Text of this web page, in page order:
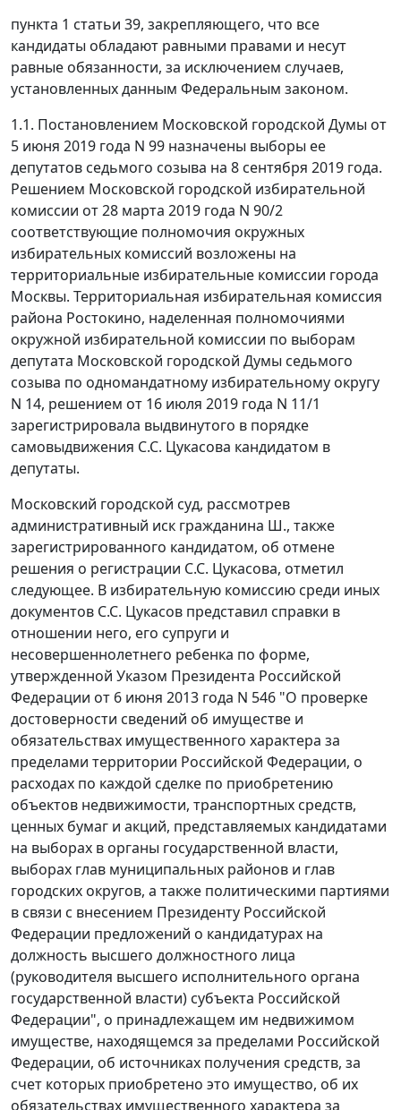
пункта 1 статьи 39, закрепляющего, что все
кандидаты обладают равными правами и несут
равные обязанности, за исключением случаев,
установленных данным Федеральным законом.
1.1. Постановлением Московской городской Думы от
5 июня 2019 года N 99 назначены выборы ее
депутатов седьмого созыва на 8 сентября 2019 года.
Решением Московской городской избирательной
комиссии от 28 марта 2019 года N 90/2
соответствующие полномочия окружных
избирательных комиссий возложены на
территориальные избирательные комиссии города
Москвы. Территориальная избирательная комиссия
района Ростокино, наделенная полномочиями
окружной избирательной комиссии по выборам
депутата Московской городской Думы седьмого
созыва по одномандатному избирательному округу
N 14, решением от 16 июля 2019 года N 11/1
зарегистрировала выдвинутого в порядке
самовыдвижения С.С. Цукасова кандидатом в
депутаты.
Московский городской суд, рассмотрев
административный иск гражданина Ш., также
зарегистрированного кандидатом, об отмене
решения о регистрации С.С. Цукасова, отметил
следующее. В избирательную комиссию среди иных
документов С.С. Цукасов представил справки в
отношении него, его супруги и
несовершеннолетнего ребенка по форме,
утвержденной Указом Президента Российской
Федерации от 6 июня 2013 года N 546 "О проверке
достоверности сведений об имуществе и
обязательствах имущественного характера за
пределами территории Российской Федерации, о
расходах по каждой сделке по приобретению
объектов недвижимости, транспортных средств,
ценных бумаг и акций, представляемых кандидатами
на выборах в органы государственной власти,
выборах глав муниципальных районов и глав
городских округов, а также политическими партиями
в связи с внесением Президенту Российской
Федерации предложений о кандидатурах на
должность высшего должностного лица
(руководителя высшего исполнительного органа
государственной власти) субъекта Российской
Федерации", о принадлежащем им недвижимом
имуществе, находящемся за пределами Российской
Федерации, об источниках получения средств, за
счет которых приобретено это имущество, об их
обязательствах имущественного характера за